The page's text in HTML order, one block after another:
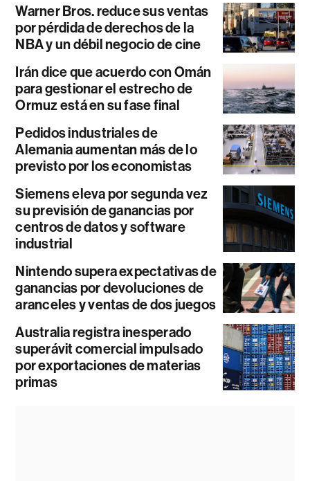
Warner Bros. reduce sus ventas
por pérdida de derechos de la
NBA y un débil negocio de cine
Irán dice que acuerdo con Omán
para gestionar el estrecho de
Ormuz está en su fase final
Pedidos industriales de
Alemania aumentan más de lo
previsto por los economistas
Siemens eleva por segunda vez
su previsión de ganancias por
centros de datos y software
industrial
Nintendo supera expectativas de
ganancias por devoluciones de
aranceles y ventas de dos juegos
Australia registra inesperado
superávit comercial impulsado
por exportaciones de materias
primas